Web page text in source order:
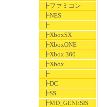
┣ファミコン
┣NES
┣
┣XboxSX
┣XboxONE
┣Xbox 360
┣Xbox
┣
┣DC
┣SS
┣MD_GENESIS